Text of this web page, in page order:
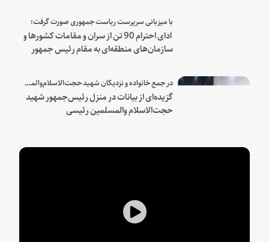
با میزبانی سرپرست ریاست جمهوری صورت گرفت؛
ادای احترام 90 تن از سران و مقامات کشورها و
سازمان‌های منطقه‌ای به مقام رئیس جمهور
در جمع خانواده و نزدیکان شهید حجت‌الاسلام‌والمسلمین رئیسی:
گزیده‌ای از بیانات در منزل رئیس‌جمهور شهید
حجت‌الاسلام والمسلمین رئیسی
Play